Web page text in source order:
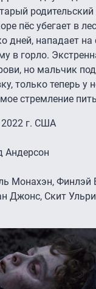
пёс убегает в
дней, нападает
в горло.
но мальчик
только теперь у
стремление
2022 г. США
Андерсон
Монахэн, Финлэй
Джонс, Скит